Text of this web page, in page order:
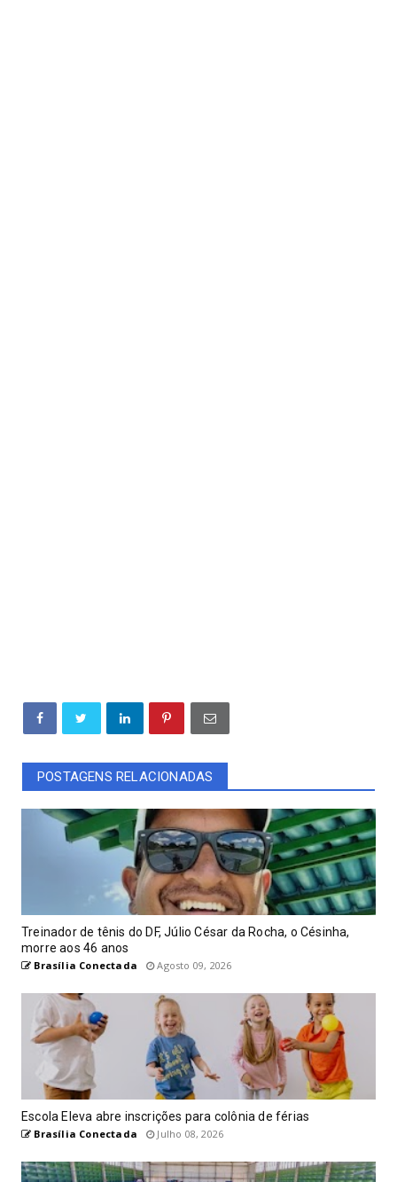
POSTAGENS RELACIONADAS
Treinador de tênis do DF, Júlio César da Rocha, o Césinha,
morre aos 46 anos
Brasília Conectada Agosto 09, 2026
Escola Eleva abre inscrições para colônia de férias
Brasília Conectada Julho 08, 2026